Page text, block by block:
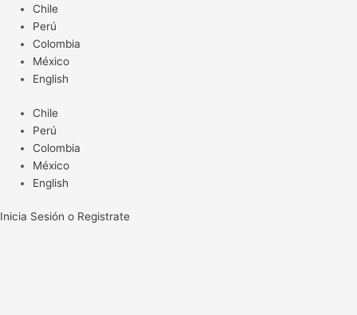
contenido
Chile
Perú
Colombia
México
English
Chile
Perú
Colombia
México
English
Inicia Sesión o Registrate